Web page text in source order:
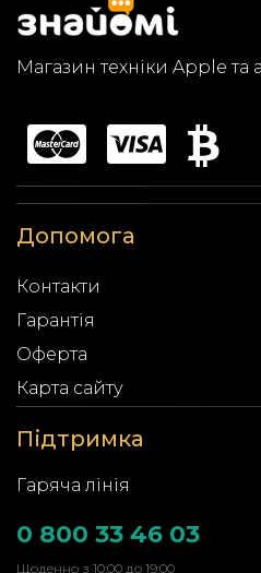
Магазин техніки Apple та
Допомога
Контакти
Гарантія
Оферта
Карта сайту
Підтримка
Гаряча лінія
0 800 33 46 03
Щоденно з 10:00 до 19:00